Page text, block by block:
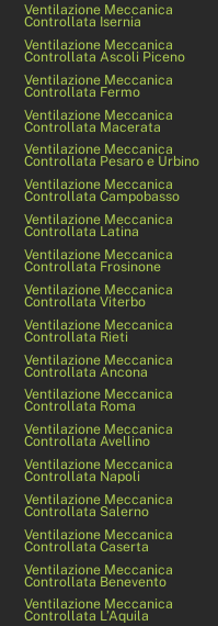
Ventilazione Meccanica
Controllata Isernia
Ventilazione Meccanica
Controllata Ascoli Piceno
Ventilazione Meccanica
Controllata Fermo
Ventilazione Meccanica
Controllata Macerata
Ventilazione Meccanica
Controllata Pesaro e Urbino
Ventilazione Meccanica
Controllata Campobasso
Ventilazione Meccanica
Controllata Latina
Ventilazione Meccanica
Controllata Frosinone
Ventilazione Meccanica
Controllata Viterbo
Ventilazione Meccanica
Controllata Rieti
Ventilazione Meccanica
Controllata Ancona
Ventilazione Meccanica
Controllata Roma
Ventilazione Meccanica
Controllata Avellino
Ventilazione Meccanica
Controllata Napoli
Ventilazione Meccanica
Controllata Salerno
Ventilazione Meccanica
Controllata Caserta
Ventilazione Meccanica
Controllata Benevento
Ventilazione Meccanica
Controllata L’Aquila